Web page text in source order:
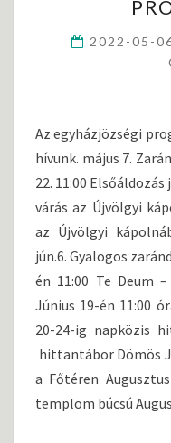
2022-05-
Az egyházjözségi
hívunk. május 7.
22. 11:00
várás az Újvölgyi
az Újvölgyi
jún.6. Gyalogos
én 11:00 Te Deum
Június 19-én 11:00
20-24-ig napközis
hittantábor Dömös
a Főtéren
templom búcsú